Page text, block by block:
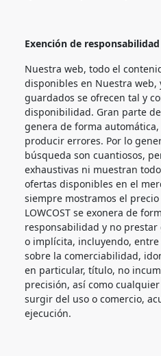
Exención de
Nuestra web, todo el
disponibles en Nuestra web,
guardados se ofrecen tal y
disponibilidad. Gran parte
genera de forma
producir errores. Por lo
búsqueda son cuantiosos,
exhaustivas ni muestran
ofertas disponibles en el
siempre mostramos el
LOWCOST se exonera de
responsabilidad y no
o implícita, incluyendo,
sobre la comerciabilidad,
en particular, título, no
precisión, así como
surgir del uso o comercio,
ejecución.